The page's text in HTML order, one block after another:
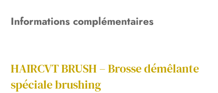
Informations complémentaires
HAIRCVT BRUSH – Brosse démêlante
spéciale brushing